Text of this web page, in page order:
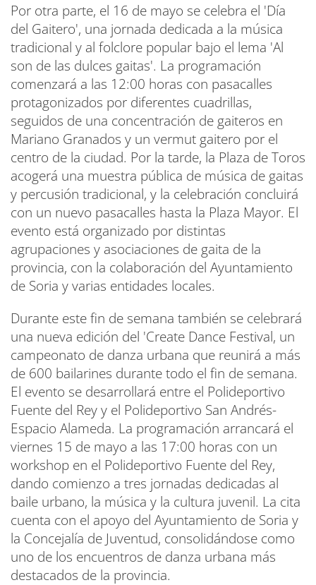
Por otra parte, el 16 de mayo se celebra el 'Día
del Gaitero', una jornada dedicada a la música
tradicional y al folclore popular bajo el lema 'Al
son de las dulces gaitas'. La programación
comenzará a las 12:00 horas con pasacalles
protagonizados por diferentes cuadrillas,
seguidos de una concentración de gaiteros en
Mariano Granados y un vermut gaitero por el
centro de la ciudad. Por la tarde, la Plaza de Toros
acogerá una muestra pública de música de gaitas
y percusión tradicional, y la celebración concluirá
con un nuevo pasacalles hasta la Plaza Mayor. El
evento está organizado por distintas
agrupaciones y asociaciones de gaita de la
provincia, con la colaboración del Ayuntamiento
de Soria y varias entidades locales.
Durante este fin de semana también se celebrará
una nueva edición del 'Create Dance Festival, un
campeonato de danza urbana que reunirá a más
de 600 bailarines durante todo el fin de semana.
El evento se desarrollará entre el Polideportivo
Fuente del Rey y el Polideportivo San Andrés-
Espacio Alameda. La programación arrancará el
viernes 15 de mayo a las 17:00 horas con un
workshop en el Polideportivo Fuente del Rey,
dando comienzo a tres jornadas dedicadas al
baile urbano, la música y la cultura juvenil. La cita
cuenta con el apoyo del Ayuntamiento de Soria y
la Concejalía de Juventud, consolidándose como
uno de los encuentros de danza urbana más
destacados de la provincia.